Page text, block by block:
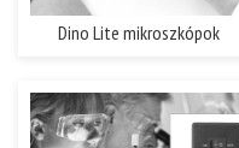
Dino Lite mikroszkópok